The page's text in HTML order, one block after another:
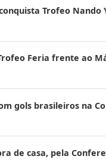
Trofeo Nando
Feria frente ao
gols brasileiros na
de casa, pela